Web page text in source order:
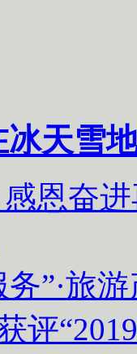
天雪
感恩奋
”·旅
评